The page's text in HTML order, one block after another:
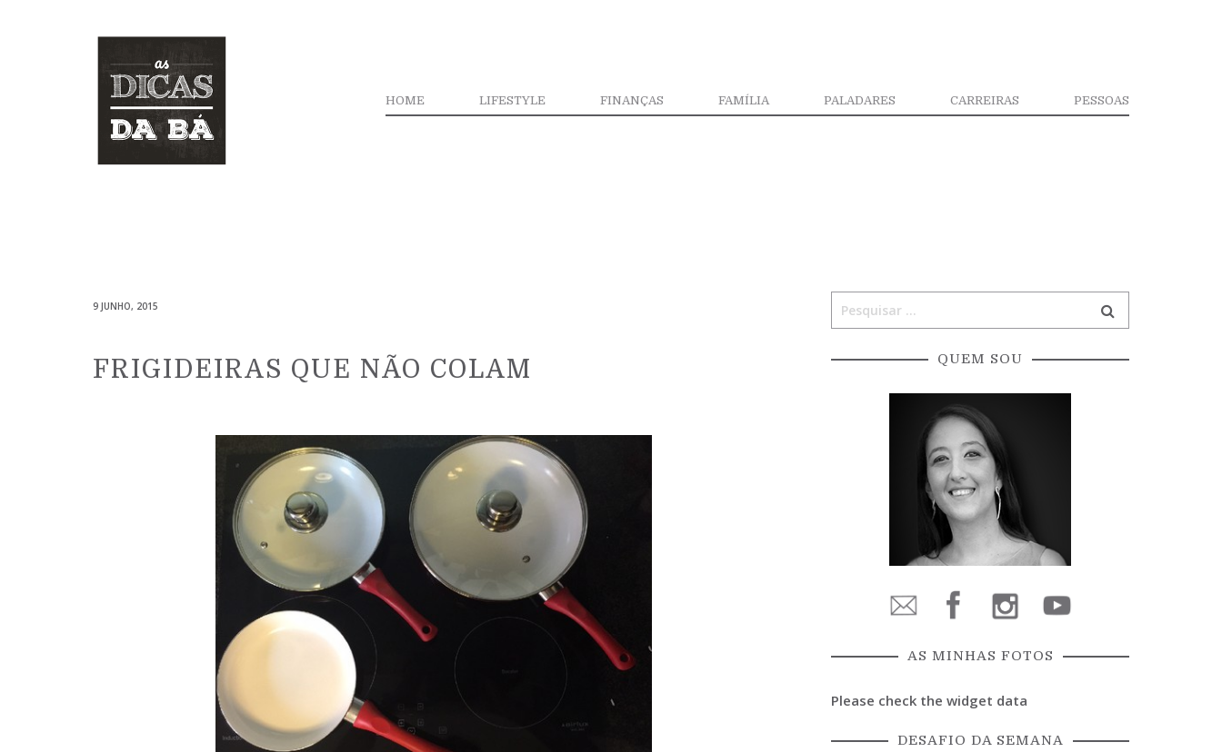
HOME LIFESTYLE FINANÇAS FAMÍLIA PALADARES CARREIRAS PESSOAS
9 JUNHO, 2015
FRIGIDEIRAS QUE NÃO COLAM QUEM SOU
AS MINHAS FOTOS
Please check the widget data
DESAFIO DA SEMANA